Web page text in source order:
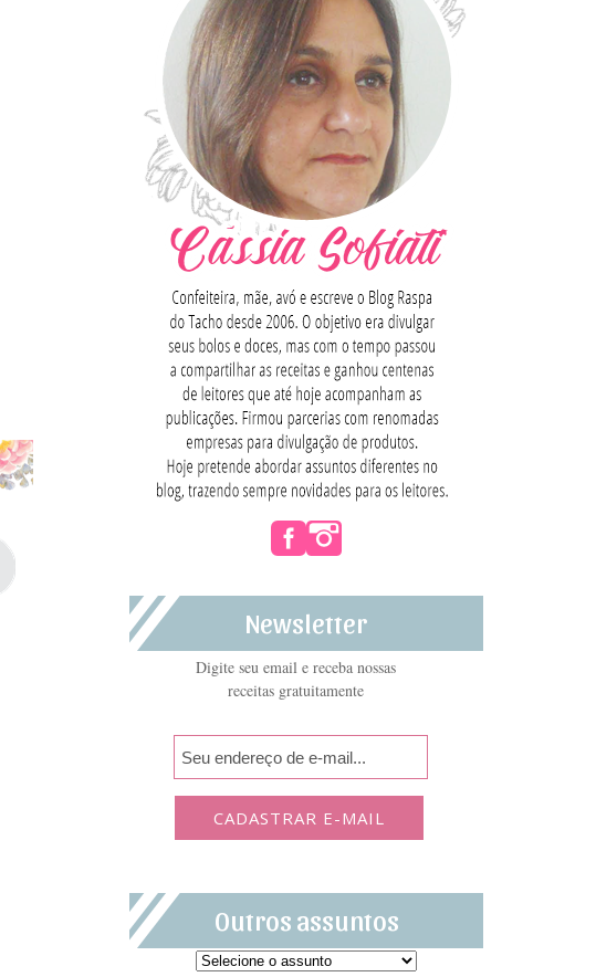
Newsletter
Digite seu email e receba nossas
receitas gratuitamente
Outros assuntos